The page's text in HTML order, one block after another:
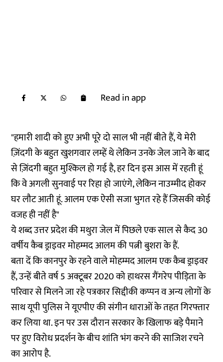
Read in app
"हमारी शादी को हुए अभी पूरे दो साल भी नहीं बीते हैं, ये मेरी
ज़िंदगी के बहुत खुशगवार लम्हें थे लेकिन उनके जेल जाने के बाद
से ज़िंदगी बहुत मुश्किल हो गई है, हर दिन इस आस में रहती हूं
कि वे अगली सुनवाई पर रिहा हो जाएंगे, लेकिन नाउम्मीद होकर
घर लौट आती हूं. आलम एक ऐसी सजा भुगत रहे हैं जिसकी कोई
वजह ही नहीं है"
ये शब्द उत्तर प्रदेश की मथुरा जेल में पिछले एक साल से कैद 30
वर्षीय कैब ड्राइवर मोहम्मद आलम की पत्नी बुशरा के हैं.
बता दें कि कानपुर के रहने वाले मोहम्मद आलम एक कैब ड्राइवर
हैं, उन्हें बीते वर्ष 5 अक्टूबर 2020 को हाथरस गैंगरेप पीड़िता के
परिवार से मिलने जा रहे पत्रकार सिद्दीकी कप्पन व अन्य लोगों के
साथ यूपी पुलिस ने यूएपीए की संगीन धाराओं के तहत गिरफ्तार
कर लिया था. इन पर उस दौरान सरकार के खिलाफ बड़े पैमाने
पर हुए विरोध प्रदर्शन के बीच शांति भंग करने की साजिश रचने
का आरोप है.